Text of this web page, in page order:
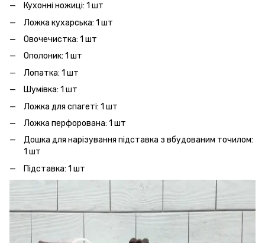
Кухонні ножиці: 1 шт
Ложка кухарська: 1 шт
Овочечистка: 1 шт
Ополоник: 1 шт
Лопатка: 1 шт
Шумівка: 1 шт
Ложка для спагеті: 1 шт
Ложка перфорована: 1 шт
Дошка для нарізування підставка з вбудованим точилом:
1 шт
Підставка: 1 шт